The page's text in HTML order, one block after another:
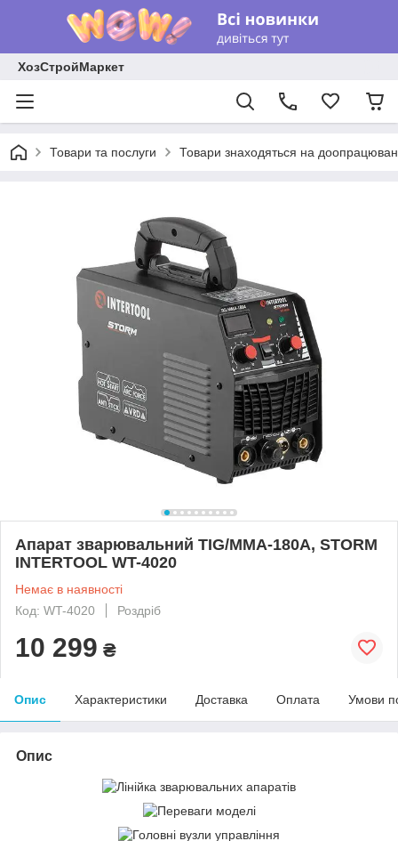
ХозСтройМаркет
Товари та послуги Товари знаходяться на
Апарат зварювальний TIG/MMA-180A, STORM
INTERTOOL WT-4020
Немає в наявності
Код: WT-4020
Роздріб
10 299 ₴
Опис Характеристики Доставка Оплата Умови
Опис